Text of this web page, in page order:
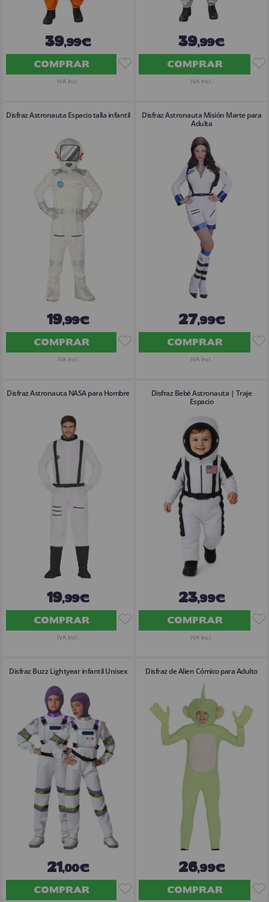
39,99€
COMPRAR
IVA Incl.
39,99€
COMPRAR
IVA Incl.
Disfraz Astronauta Espacio talla infantil
19,99€
COMPRAR
IVA Incl.
Disfraz Astronauta Misión Marte para
Adulta
27,99€
COMPRAR
IVA Incl.
Disfraz Astronauta NASA para Hombre
19,99€
COMPRAR
IVA Incl.
Disfraz Bebé Astronauta | Traje
Espacio
23,99€
COMPRAR
IVA Incl.
Disfraz Buzz Lightyear infantil Unisex
21,00€
COMPRAR
Disfraz de Alien Cómico para Adulto
26,99€
COMPRAR